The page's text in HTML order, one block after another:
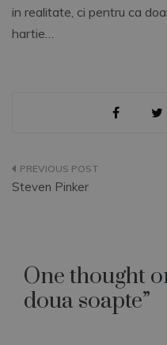
in realitate, ci pentru ca
hartie…
Navigare
Steven Pinker
One thought
doua soapte”